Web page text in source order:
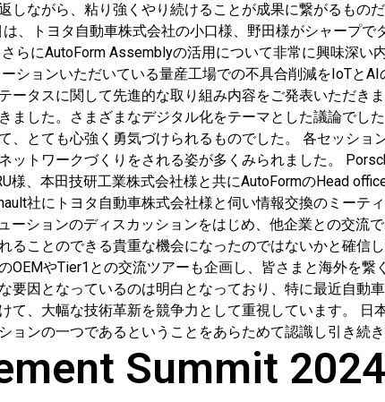
しながら、粘り強くやり続けることが成果に繋がるもの
、トヨタ自動車株式会社の小口様、野田様がシャープで
らにAutoForm Assemblyの活用について非常に興味深い
ションいただいている量産工場での不具合削減をIoTと
ータスに関して先進的な取り組み内容をご発表いただき
ました。さまざまなデジタル化をテーマとした議論でし
、とても心強く勇気づけられるものでした。 各セッシ
ットワークづくりをされる姿が多くみられました。
様、本田技研工業株式会社様と共にAutoFormのHead
社にトヨタ自動車株式会社様と伺い情報交換のミー
ーションのディスカッションをはじめ、他企業との交流
ることのできる貴重な機会になったのではないかと確信
OEMやTier1との交流ツアーも企画し、皆さまと海外を
要因となっているのは明白となっており、特に最近自動
て、大幅な技術革新を競争力として重視しています。 日
ンの一つであるということをあらためて認識し引き続き
Summit 2024